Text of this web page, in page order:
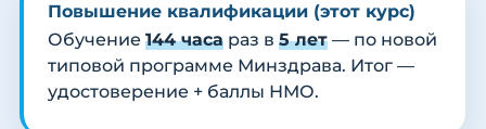
Повышение квалификации (этот курс)
Обучение 144 часа раз в 5 лет — по новой
типовой программе Минздрава. Итог —
удостоверение + баллы НМО.